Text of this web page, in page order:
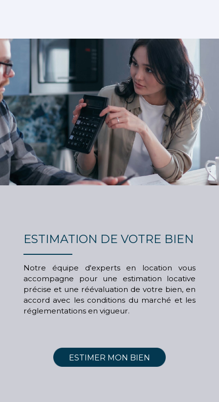
ESTIMATION DE VOTRE BIEN
Notre équipe d'experts en location vous
accompagne pour une estimation locative
précise et une réévaluation de votre bien, en
accord avec les conditions du marché et les
réglementations en vigueur.
ESTIMER MON BIEN